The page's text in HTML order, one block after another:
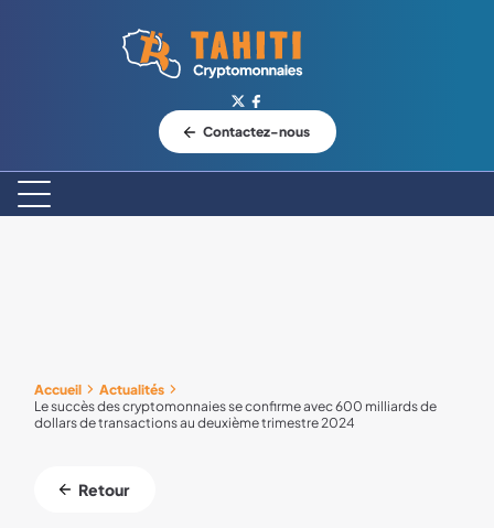
Logo Tahiti-Cryptomonnaies.com
Contactez-nous
Accueil
Actualités
Le succès des cryptomonnaies se confirme avec 600 milliards de
dollars de transactions au deuxième trimestre 2024
Retour